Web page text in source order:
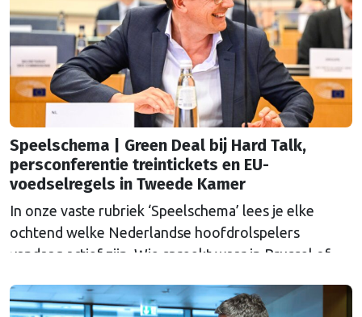
Speelschema | Green Deal bij Hard Talk,
persconferentie treintickets en EU-
voedselregels in Tweede Kamer
In onze vaste rubriek ‘Speelschema’ lees je elke
ochtend welke Nederlandse hoofdrolspelers
vandaag actief zijn. Wie spreekt waar in Brussel of
agenda?